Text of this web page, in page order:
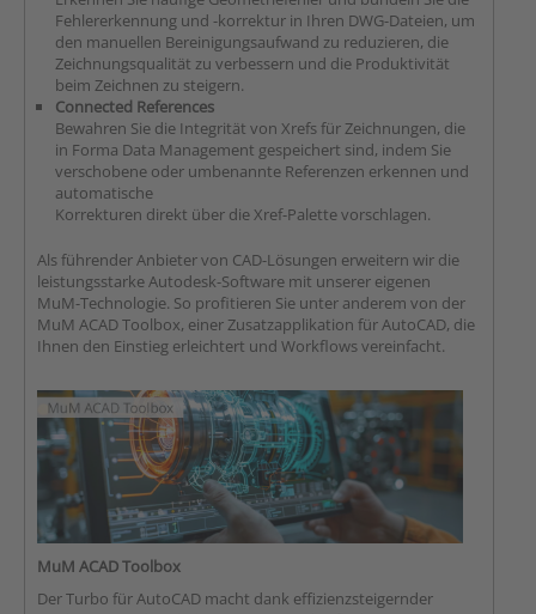
Fehlererkennung und -korrektur in Ihren DWG-Dateien, um
den manuellen Bereinigungsaufwand zu reduzieren, die
Zeichnungsqualität zu verbessern und die Produktivität
beim Zeichnen zu steigern.
Connected References
Bewahren Sie die Integrität von Xrefs für Zeichnungen, die
in Forma Data Management gespeichert sind, indem Sie
verschobene oder umbenannte Referenzen erkennen und
automatische
Korrekturen direkt über die Xref-Palette vorschlagen.
Als führender Anbieter von CAD-Lösungen erweitern wir die
leistungsstarke Autodesk-Software mit unserer eigenen
MuM-Technologie. So profitieren Sie unter anderem von der
MuM ACAD Toolbox, einer Zusatzapplikation für AutoCAD, die
Ihnen den Einstieg erleichtert und Workflows vereinfacht.
MuM ACAD Toolbox
Der Turbo für AutoCAD macht dank effizienzsteigernder